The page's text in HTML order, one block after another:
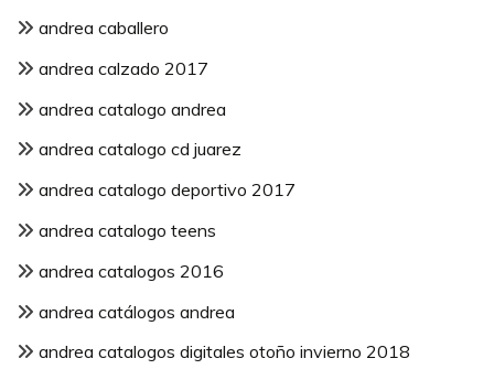
andrea caballero
andrea calzado 2017
andrea catalogo andrea
andrea catalogo cd juarez
andrea catalogo deportivo 2017
andrea catalogo teens
andrea catalogos 2016
andrea catálogos andrea
andrea catalogos digitales otoño invierno 2018